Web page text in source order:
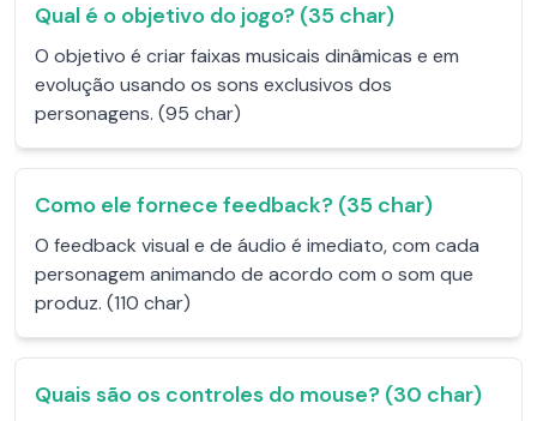
Qual é o objetivo do jogo? (35 char)
O objetivo é criar faixas musicais dinâmicas e em
evolução usando os sons exclusivos dos
personagens. (95 char)
Como ele fornece feedback? (35 char)
O feedback visual e de áudio é imediato, com cada
personagem animando de acordo com o som que
produz. (110 char)
Quais são os controles do mouse? (30 char)